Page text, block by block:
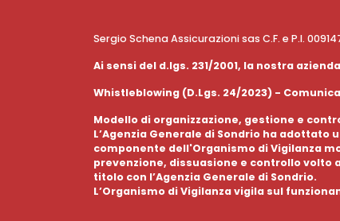
Sergio Schena Assicurazioni sas C.F. e P.I.
Ai sensi del d.lgs. 231/2001, la nostra
Whistleblowing (D.Lgs. 24/2023) -
Modello di organizzazione, gestione e
L’Agenzia Generale di Sondrio ha adottato
componente dell'Organismo di Vigilanza
prevenzione, dissuasione e controllo volto
titolo con l’Agenzia Generale di Sondrio.
L’Organismo di Vigilanza vigila sul